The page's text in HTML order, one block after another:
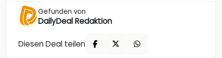
Gefunden von
DailyDeal Redaktion
Diesen Deal teilen